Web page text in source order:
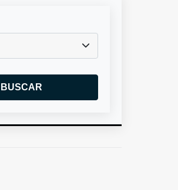
BUSCAR